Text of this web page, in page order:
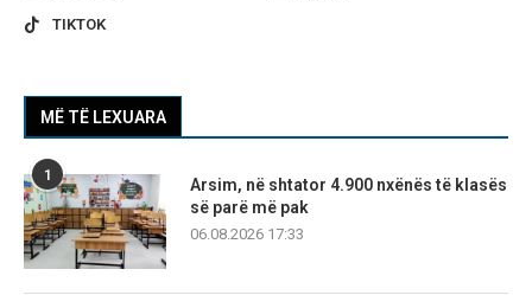
TIKTOK
MË TË LEXUARA
1
Arsim, në shtator 4.900 nxënës të klasës
së parë më pak
06.08.2026 17:33